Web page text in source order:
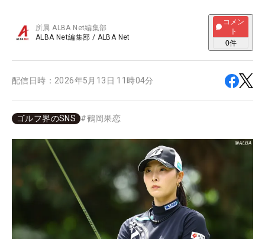
所属ALBA Net編集部
ALBA Net編集部 / ALBA Net
コメン
ト
0件
配信日時： 2026年5月13日 11時04分
ゴルフ界のSNS #鶴岡果恋